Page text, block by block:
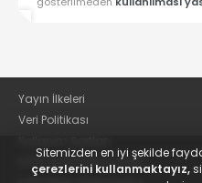
Yayın İlkeleri
Veri Politikası
KVKK Aydınlatma Metni
Sitemizden en iyi şekilde
çerezlerini kullanmaktayız,